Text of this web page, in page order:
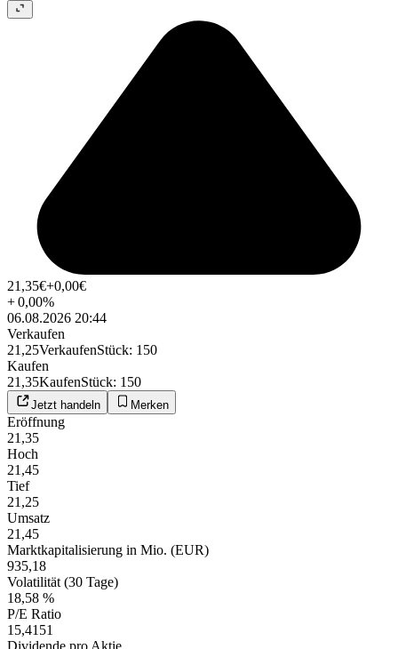
21,35€+0,00€
+0,00%
06.08.2026 20:44
Verkaufen
21,25VerkaufenStück: 150
Kaufen
21,35KaufenStück: 150
Jetzt handeln Merken
Eröffnung
21,35
Hoch
21,45
Tief
21,25
Umsatz
21,45
Marktkapitalisierung in Mio. (EUR)
935,18
Volatilität (30 Tage)
18,58 %
P/E Ratio
15,4151
Dividende pro Aktie